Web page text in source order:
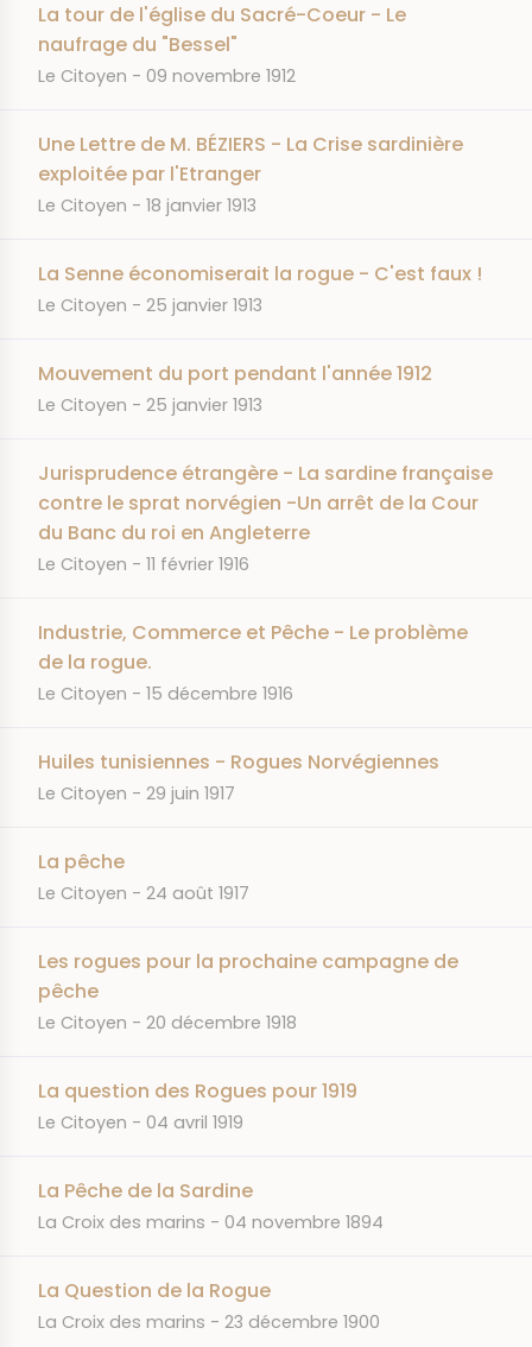
La tour de l'église du Sacré-Coeur - Le
naufrage du "Bessel"
JOURNAL
Le Citoyen DATE
09 novembre 1912
Une Lettre de M. BÉZIERS - La Crise sardinière
exploitée par l'Etranger
JOURNAL
Le Citoyen DATE
18 janvier 1913
La Senne économiserait la rogue - C'est faux !
JOURNAL
Le Citoyen DATE
25 janvier 1913
Mouvement du port pendant l'année 1912
JOURNAL
Le Citoyen DATE
25 janvier 1913
Jurisprudence étrangère - La sardine française
contre le sprat norvégien -Un arrêt de la Cour
du Banc du roi en Angleterre
JOURNAL
Le Citoyen DATE
11 février 1916
Industrie, Commerce et Pêche - Le problème
de la rogue.
JOURNAL
Le Citoyen DATE
15 décembre 1916
Huiles tunisiennes - Rogues Norvégiennes
JOURNAL
Le Citoyen DATE
29 juin 1917
La pêche
JOURNAL
Le Citoyen DATE
24 août 1917
Les rogues pour la prochaine campagne de
pêche
JOURNAL
Le Citoyen DATE
20 décembre 1918
La question des Rogues pour 1919
JOURNAL
Le Citoyen DATE
04 avril 1919
La Pêche de la Sardine
JOURNAL
La Croix des marins DATE
04 novembre 1894
La Question de la Rogue
JOURNAL
La Croix des marins DATE
23 décembre 1900